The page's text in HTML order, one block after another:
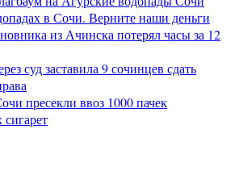
в Сочи. Верните наши деньги
из Ачинска потерял часы за 12
суд заставила 9 сочинцев сдать
пресекли ввоз 1000 пачек